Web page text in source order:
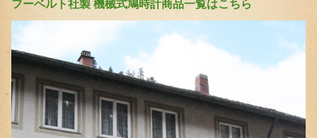
フーベルト社製 機械式鳩時計商品一覧はこちら